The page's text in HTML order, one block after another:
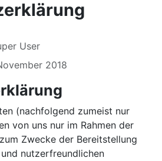
User
2018
(nachfolgend zumeist nur
von uns nur im Rahmen der
Zwecke der Bereitstellung
nutzerfreundlichen